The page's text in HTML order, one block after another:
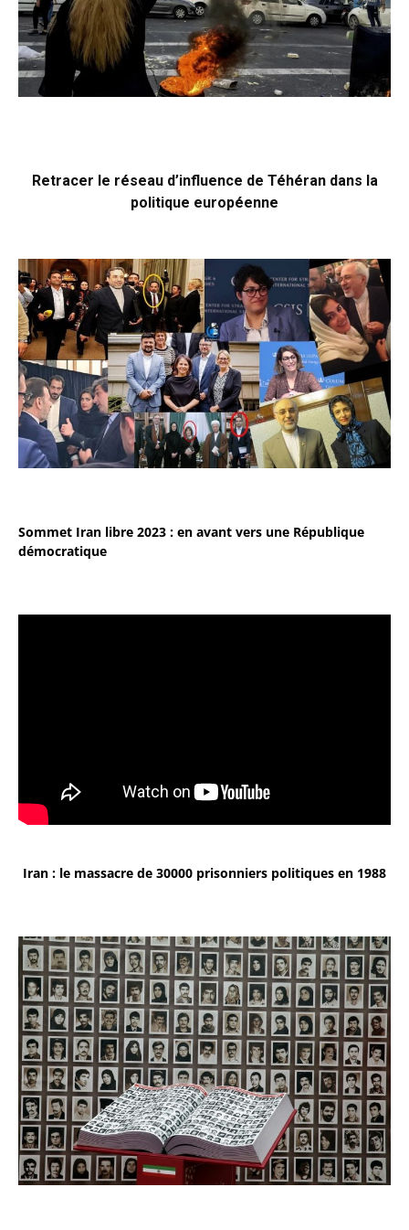
Retracer le réseau d’influence de Téhéran dans la
politique européenne
Sommet Iran libre 2023 : en avant vers une République
démocratique
Iran : le massacre de 30000 prisonniers politiques en 1988